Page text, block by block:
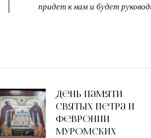
придет к нам и будет
День памяти
святых Петра и
Февронии
Муромских